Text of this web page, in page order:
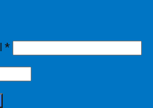
*